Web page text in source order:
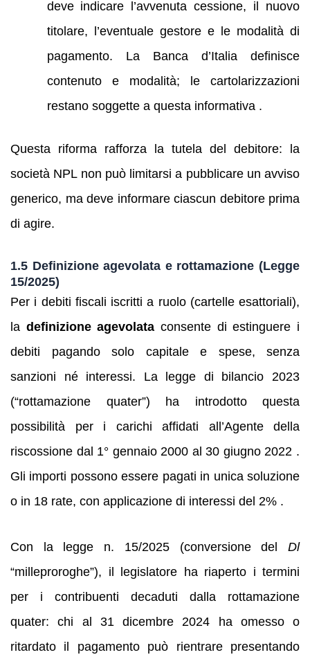
deve indicare l’avvenuta cessione, il nuovo
titolare, l’eventuale gestore e le modalità di
pagamento. La Banca d’Italia definisce
contenuto e modalità; le cartolarizzazioni
restano soggette a questa informativa .
Questa riforma rafforza la tutela del debitore: la
società NPL non può limitarsi a pubblicare un avviso
generico, ma deve informare ciascun debitore prima
di agire.
1.5 Definizione agevolata e rottamazione (Legge
15/2025)
Per i debiti fiscali iscritti a ruolo (cartelle esattoriali),
la definizione agevolata consente di estinguere i
debiti pagando solo capitale e spese, senza
sanzioni né interessi. La legge di bilancio 2023
(“rottamazione quater”) ha introdotto questa
possibilità per i carichi affidati all’Agente della
riscossione dal 1° gennaio 2000 al 30 giugno 2022 .
Gli importi possono essere pagati in unica soluzione
o in 18 rate, con applicazione di interessi del 2% .
Con la legge n. 15/2025 (conversione del Dl
“milleproroghe”), il legislatore ha riaperto i termini
per i contribuenti decaduti dalla rottamazione
quater: chi al 31 dicembre 2024 ha omesso o
ritardato il pagamento può rientrare presentando